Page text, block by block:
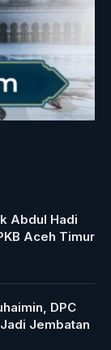
Abdul Hadi
Aceh Timur
DPC
Jembatan